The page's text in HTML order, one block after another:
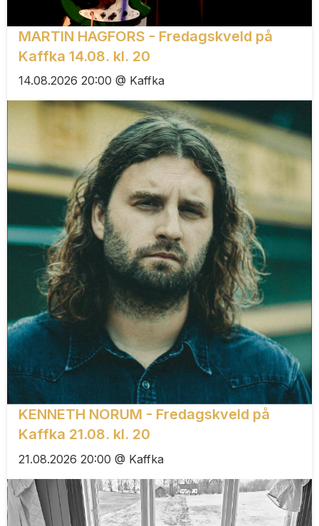
MARTIN HAGFORS - Fredagskveld på
Kaffka 14.08. kl. 20
14.08.2026 20:00 @ Kaffka
KENNETH NORUM - Fredagskveld på
Kaffka 21.08. kl. 20
21.08.2026 20:00 @ Kaffka